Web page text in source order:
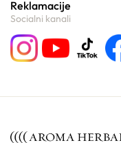
Reklamacije
Socialni kanali